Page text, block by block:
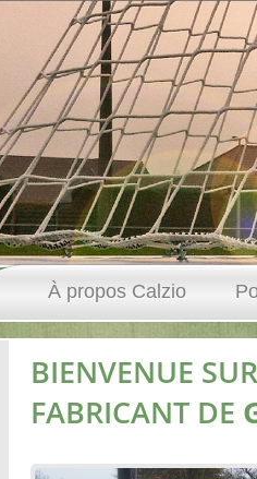
À propos Calzio
BIENVENUE
FABRICANT DE